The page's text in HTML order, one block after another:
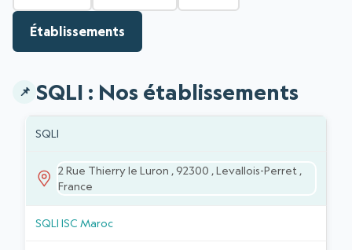
Établissements
SQLI : Nos établissements
ÉTABLISSEMENTS
SQLI
2 Rue Thierry le Luron , 92300 , Levallois-Perret ,
France
SQLI ISC Maroc